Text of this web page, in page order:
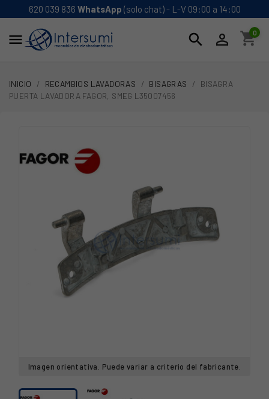
620 039 836 WhatsApp (solo chat) - L-V 09:00 a 14:00
 search  shopping_cart
0
INICIO RECAMBIOS LAVADORAS BISAGRAS
BISAGRA
PUERTA LAVADORA FAGOR, SMEG L35007456
Imagen orientativa. Puede variar a criterio del fabricante.